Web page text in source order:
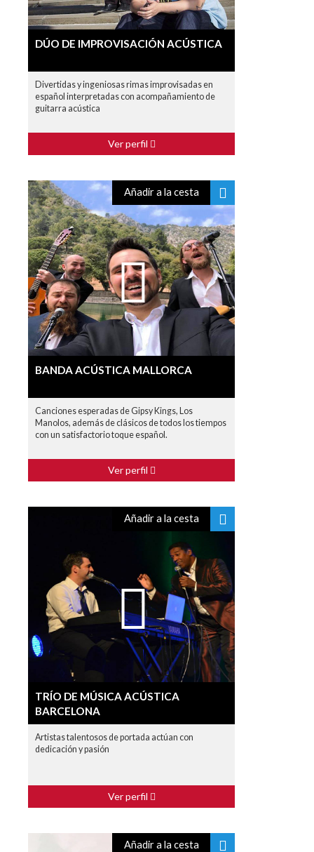
DÚO DE IMPROVISACIÓN ACÚSTICA
Divertidas y ingeniosas rimas improvisadas en
español interpretadas con acompañamiento de
guitarra acústica
Ver perfil
Añadir a la cesta
BANDA ACÚSTICA MALLORCA
Canciones esperadas de Gipsy Kings, Los
Manolos, además de clásicos de todos los tiempos
con un satisfactorio toque español.
Ver perfil
Añadir a la cesta
TRÍO DE MÚSICA ACÚSTICA
BARCELONA
Artistas talentosos de portada actúan con
dedicación y pasión
Ver perfil
Añadir a la cesta